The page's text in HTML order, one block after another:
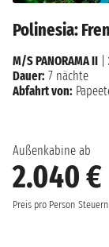
Polinesia:
Außenkabine ab
2.040 €
Preis pro Person
M/S PANORAMA II
Dauer: 7 nächte
Abfahrt von: